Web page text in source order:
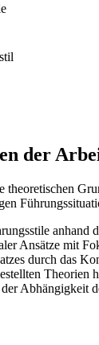
der
anhand
Ansätze mit
durch das
Theorien
Abhängigkeit